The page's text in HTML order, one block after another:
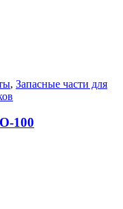
, Запасные части для
100